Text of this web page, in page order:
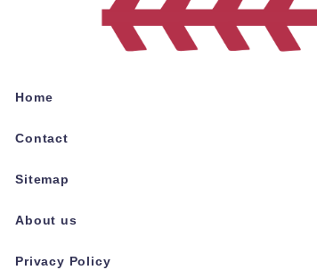
Home
Contact
Sitemap
About us
Privacy Policy